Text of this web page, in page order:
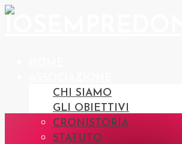
CHI SIAMO
GLI OBIETTIVI
CRONISTORIA
STATUTO